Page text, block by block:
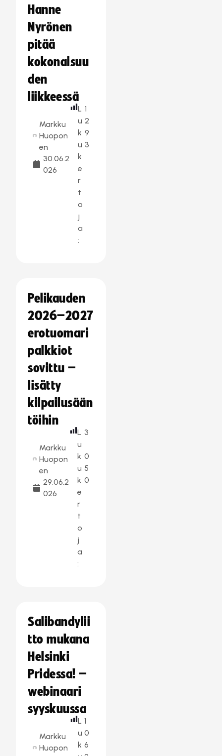
Hanne
Nyrönen
pitää
kokonaisuu
den
liikkeessä
Markku
Huopon
en
30.06.2
026
L
u
k
u
k
e
r
t
o
j
a
:
1
2
9
3
Pelikauden
2026–2027
erotuomari
palkkiot
sovittu –
lisätty
kilpailusään
töihin
Markku
Huopon
en
29.06.2
026
L
u
k
u
k
e
r
t
o
j
a
:
3
0
5
0
Salibandylii
tto mukana
Helsinki
Pridessa! –
webinaari
syyskuussa
Markku
Huopon
L
u
k
1
0
6